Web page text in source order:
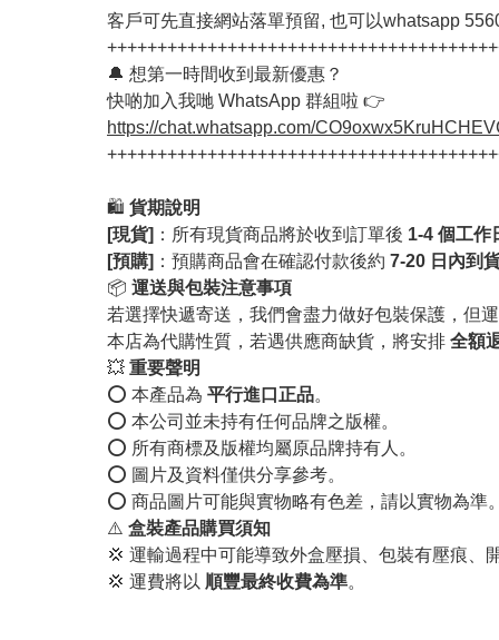
客戶可先直接網站落單預留, 也可以whatsapp
🔔 想第一時間收到最新優惠？
快啲加入我哋 WhatsApp 群組啦 👉
https://chat.whatsapp.com/
🛍️ 貨期說明
[現貨] ：所有現貨商品將於收到訂單後 1-4 個工作
[預購] ：預購商品會在確認付款後約 7-20 日內到
📦 運送與包裝注意事項
若選擇快遞寄送，我們會盡力做好包裝保護，但
本店為代購性質，若遇供應商缺貨，將安排 全額
💥 重要聲明
⭕️ 本產品為 平行進口正品。
⭕️ 本公司並未持有任何品牌之版權。
⭕️ 所有商標及版權均屬原品牌持有人。
⭕️ 圖片及資料僅供分享參考。
⭕️ 商品圖片可能與實物略有色差，請以實物為準
⚠️ 盒裝產品購買須知
💢 運輸過程中可能導致外盒壓損、包裝有壓痕、
💢 運費將以 順豐最終收費為準。